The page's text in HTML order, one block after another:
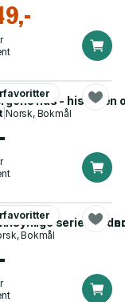
til patologi
hus - historien
|Norsk, Bokmål
i
Bokmål